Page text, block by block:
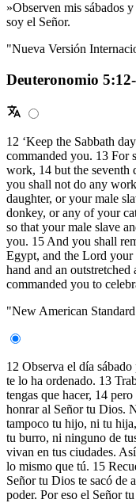
»Observen mis sábados
soy el Señor.
"Nueva Versión
Deuteronomio
12 ‘Keep the Sabbath
commanded you. 13 For
work, 14 but the seventh
you shall not do any
daughter, or your male
donkey, or any of your
so that your male slave
you. 15 And you shall
Egypt, and the Lord
hand and an
commanded you to
"New American
12 Observa el día
te lo ha ordenado. 13
tengas que hacer, 14
honrar al Señor tu Dios.
tampoco tu hijo, ni tu
tu burro, ni ninguno de
vivan en tus ciudades.
lo mismo que tú. 15
Señor tu Dios te sacó de
poder. Por eso el Señor